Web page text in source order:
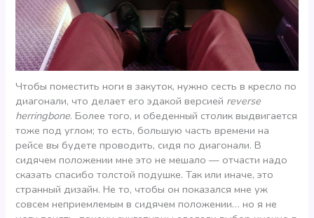
Чтобы поместить ноги в закуток, нужно сесть в кресло по
диагонали, что делает его эдакой версией reverse
herringbone. Более того, и обеденный столик выдвигается
тоже под углом; то есть, большую часть времени на
рейсе вы будете проводить, сидя по диагонали. В
сидячем положении мне это не мешало — отчасти надо
сказать спасибо толстой подушке. Так или иначе, это
странный дизайн. Не то, чтобы он показался мне уж
совсем неприемлемым в сидячем положении… но я не